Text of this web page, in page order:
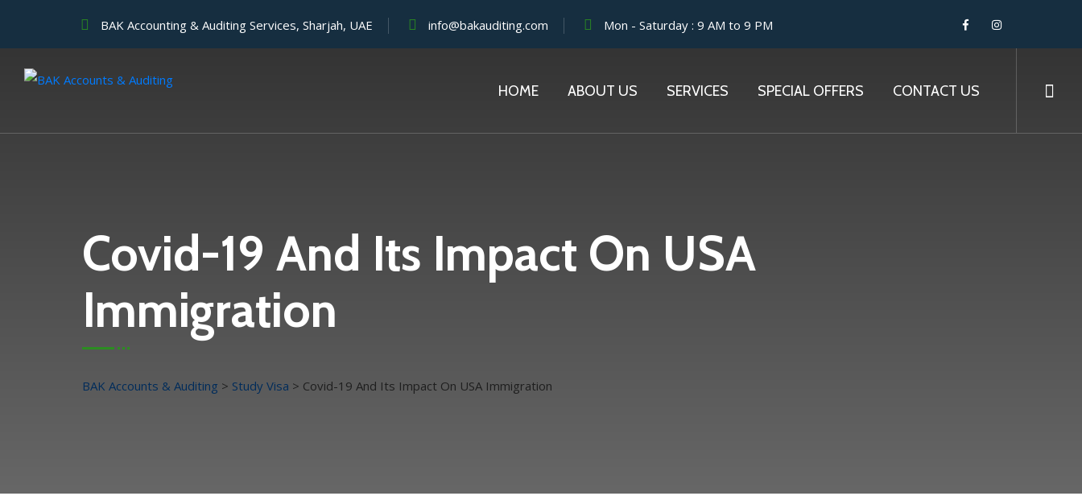
BAK Accounting & Auditing Services, Sharjah, UAE info@bakauditing.com Mon - Saturday : 9 AM to 9 PM
HOME ABOUT US SERVICES SPECIAL OFFERS CONTACT US
Covid-19 And Its Impact On USA
Immigration
BAK Accounts & Auditing > Study Visa > Covid-19 And Its Impact On USA Immigration